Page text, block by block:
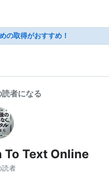
の取得がおすすめ！
者になる
To Text Online
読者